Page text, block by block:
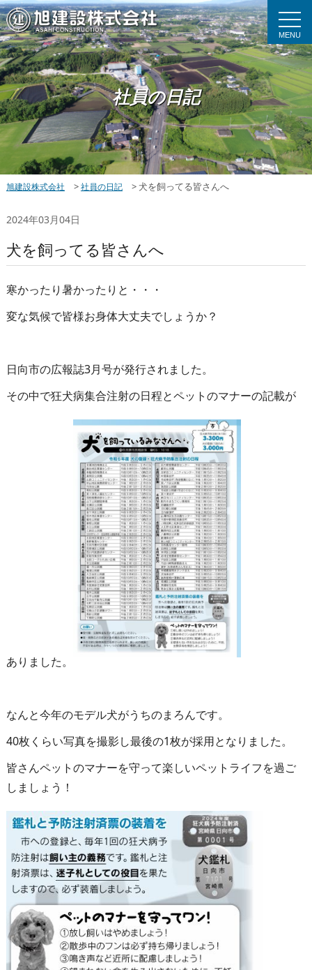
MENU
社員の日記
旭建設株式会社 > 社員の日記 >犬を飼ってる皆さんへ
2024年03月04日
犬を飼ってる皆さんへ
寒かったり暑かったりと・・・
変な気候で皆様お身体大丈夫でしょうか？
日向市の広報誌3月号が発行されました。
その中で狂犬病集合注射の日程とペットのマナーの記載が
ありました。
なんと今年のモデル犬がうちのまろんです。
40枚くらい写真を撮影し最後の1枚が採用となりました。
皆さんペットのマナーを守って楽しいペットライフを過ご
しましょう！